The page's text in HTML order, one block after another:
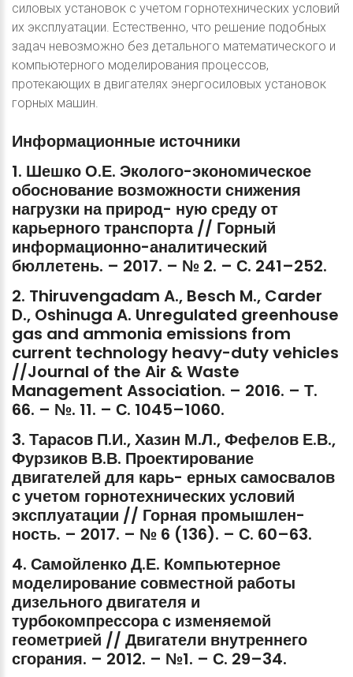
силовых установок с учетом горнотехнических условий
их эксплуатации. Естественно, что решение подобных
задач невозможно без детального математического и
компьютерного моделирования процессов,
протекающих в двигателях энергосиловых установок
горных машин.
Информационные источники
1. ШешкоО.Е. Эколого-экономическое
обоснование возможности снижения
нагрузки на природ- нуюсредуот
карьерноготранспорта // Горный
информационно-аналитический
бюллетень. – 2017. – № 2. – С. 241–252.
2. Thiruvengadam A., Besch M., Carder
D., Oshinuga A. Unregulated greenhouse
gas and ammonia emissions from
current technology heavy-dutyvehicles
//Journal of the Air &Waste
Management Association. – 2016. – Т.
66. – №. 11. – С. 1045–1060.
3. Тарасов П.И.,Хазин М.Л.,Фефелов Е.В.,
Фурзиков В.В. Проектирование
двигателей для карь- ерныхсамосвалов
сучетом горнотехническихусловий
эксплуатации // Горная промышлен-
ность. – 2017. – № 6 (136). – С. 60–63.
4. СамойленкоД.Е. Компьютерное
моделированиесовместной работы
дизельногодвигателя и
турбокомпрессорас изменяемой
геометрией // Двигатели внутреннего
сгорания. – 2012. – №1. – С. 29–34.